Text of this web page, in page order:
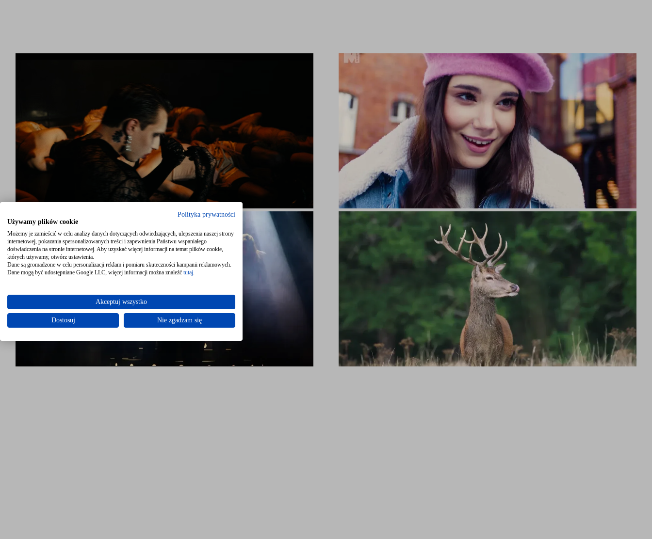
Polityka prywatności
Używamy plików cookie
Możemy je zamieścić w celu analizy danych dotyczących odwiedzających, ulepszenia naszej strony
internetowej, pokazania spersonalizowanych treści i zapewnienia Państwu wspaniałego
doświadczenia na stronie internetowej. Aby uzyskać więcej informacji na temat plików cookie,
których używamy, otwórz ustawienia.
Dane są gromadzone w celu personalizacji reklam i pomiaru skuteczności kampanii reklamowych.
Dane mogą być udostępniane Google LLC, więcej informacji można znaleźć tutaj.
Akceptuj wszystko
Dostosuj Nie zgadzam się